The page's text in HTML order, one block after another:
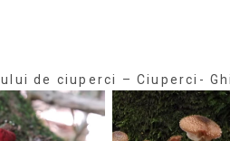
de ciuperci – Ciuperci-